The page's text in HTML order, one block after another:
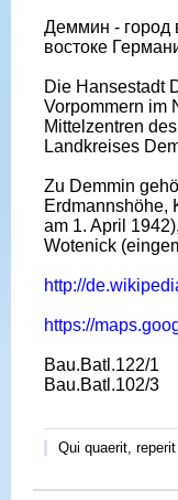
Деммин - город
востоке
Die Hansestadt
Vorpommern im
Mittelzentren
Landkreises
Zu Demmin
Erdmannshöhe,
am 1. April
Wotenick
http://
https://
Bau.Batl.122/1
Bau.Batl.102/3
Qui quaerit, reperit